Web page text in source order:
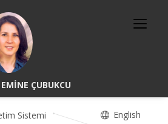
ÇUBUKCU
Sistemi English